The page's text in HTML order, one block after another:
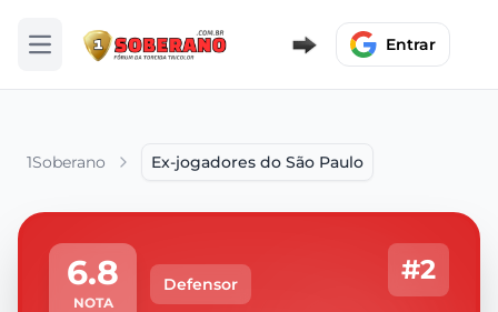
Abrir menu Entrar
1Soberano Ex-jogadores do São Paulo
6.8
NOTA
Defensor #2